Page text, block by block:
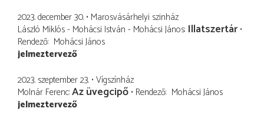
2023. december 30. Marosvásárhelyi szinház
László Miklós - Mohácsi István - Mohácsi János Illatszertár
Rendező Mohácsi János
jelmeztervező
2023. szeptember 23. Vígszínház
Molnár Ferenc Az üvegcipő Rendező Mohácsi János
jelmeztervező